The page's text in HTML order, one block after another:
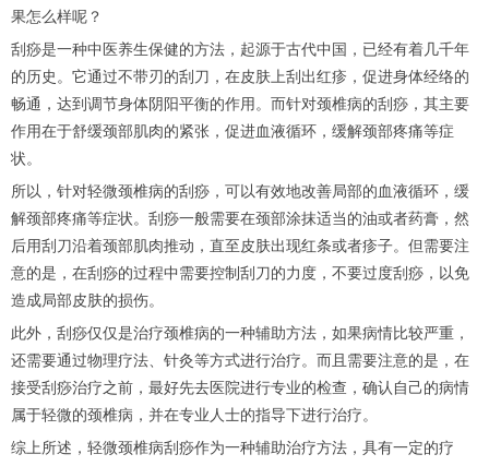
果怎么样呢？
刮痧是一种中医养生保健的方法，起源于古代中国，已经有着几千年
的历史。它通过不带刃的刮刀，在皮肤上刮出红疹，促进身体经络的
畅通，达到调节身体阴阳平衡的作用。而针对颈椎病的刮痧，其主要
作用在于舒缓颈部肌肉的紧张，促进血液循环，缓解颈部疼痛等症
状。
所以，针对轻微颈椎病的刮痧，可以有效地改善局部的血液循环，缓
解颈部疼痛等症状。刮痧一般需要在颈部涂抹适当的油或者药膏，然
后用刮刀沿着颈部肌肉推动，直至皮肤出现红条或者疹子。但需要注
意的是，在刮痧的过程中需要控制刮刀的力度，不要过度刮痧，以免
造成局部皮肤的损伤。
此外，刮痧仅仅是治疗颈椎病的一种辅助方法，如果病情比较严重，
还需要通过物理疗法、针灸等方式进行治疗。而且需要注意的是，在
接受刮痧治疗之前，最好先去医院进行专业的检查，确认自己的病情
属于轻微的颈椎病，并在专业人士的指导下进行治疗。
综上所述，轻微颈椎病刮痧作为一种辅助治疗方法，具有一定的疗